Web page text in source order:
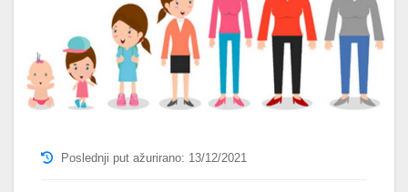
Poslednji put ažurirano: 13/12/2021